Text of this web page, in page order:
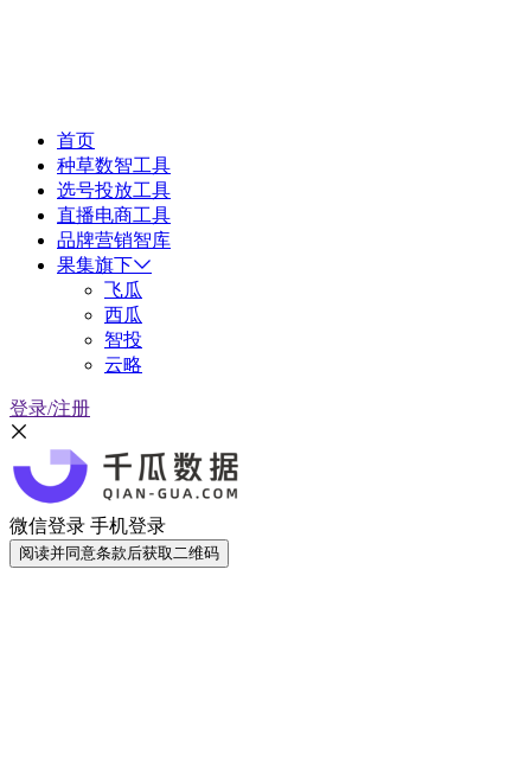
首页
种草数智工具
选号投放工具
直播电商工具
品牌营销智库
果集旗下
飞瓜
西瓜
智投
云略
登录/注册
微信登录 手机登录
阅读并同意条款后获取二维码